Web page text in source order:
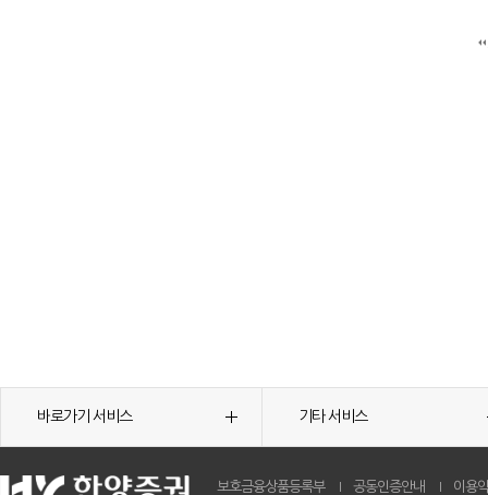
바로가기 서비스 기타 서비스
보호금융상품등록부 공동인증안내 이용